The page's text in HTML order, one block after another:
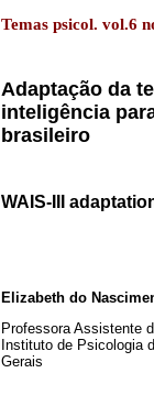
Temas psicol. vol.6
Adaptação da
inteligência
brasileiro
WAIS-III
Elizabeth do
Professora Assistente
Instituto de Psicologia
Gerais